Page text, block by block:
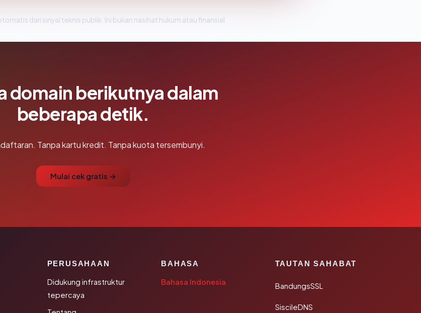
dari sinyal teknis publik. Ini bukan nasihat hukum atau finansial.
domain berikutnya dalam
beberapa detik.
Tanpa kartu kredit. Tanpa kuota tersembunyi.
Mulai cek gratis →
PERUSAHAAN
Didukung infrastruktur
tepercaya
BAHASA
Bahasa Indonesia
TAUTAN SAHABAT
BandungsSSL
SiscileDNS